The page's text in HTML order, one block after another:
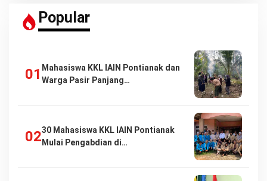
Popular
Mahasiswa KKL IAIN Pontianak dan
Warga Pasir Panjang…
30 Mahasiswa KKL IAIN Pontianak
Mulai Pengabdian di…